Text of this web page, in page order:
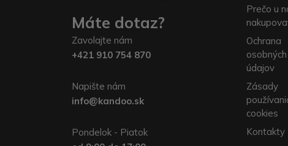
Máte dotaz?
Zavolajte nám
+421 910 754 870
Napište nám
info@kandoo.sk
Pondelok - Piatok
Prečo u
Ochrana
osobných
údajov
Zásady
cookies
Kontakty